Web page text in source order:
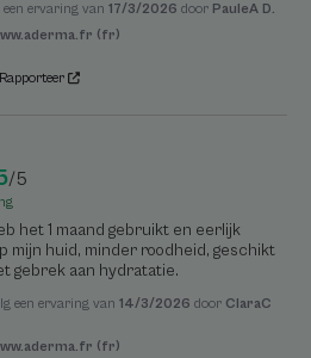
een ervaring van 17/3/2026 door PauleA D.
(fr)
Rapporteer
/5
het 1 maand gebruikt en eerlijk
mijn huid, minder roodheid, geschikt
gebrek aan hydratatie.
een ervaring van 14/3/2026 door ClaraC
(fr)